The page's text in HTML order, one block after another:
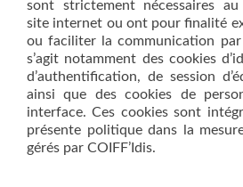
sont strictement nécessaires
site internet ou ont pour finalité
ou faciliter la communication par
s’agit notamment des cookies
d’authentification, de session
ainsi que des cookies de
interface. Ces cookies sont
présente politique dans la
gérés par COIFF’Idis.